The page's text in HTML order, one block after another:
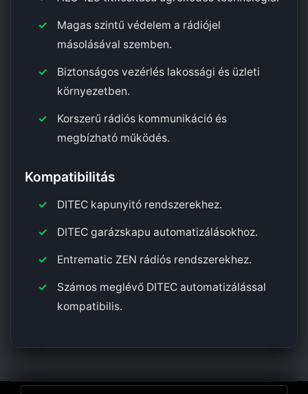
Magas szintű védelem a rádiójel
másolásával szemben.
Biztonságos vezérlés lakossági és üzleti
környezetben.
Korszerű rádiós kommunikáció és
megbízható működés.
Kompatibilitás
DITEC kapunyitó rendszerekhez.
DITEC garázskapu automatizálásokhoz.
Entrematic ZEN rádiós rendszerekhez.
Számos meglévő DITEC automatizálással
kompatibilis.